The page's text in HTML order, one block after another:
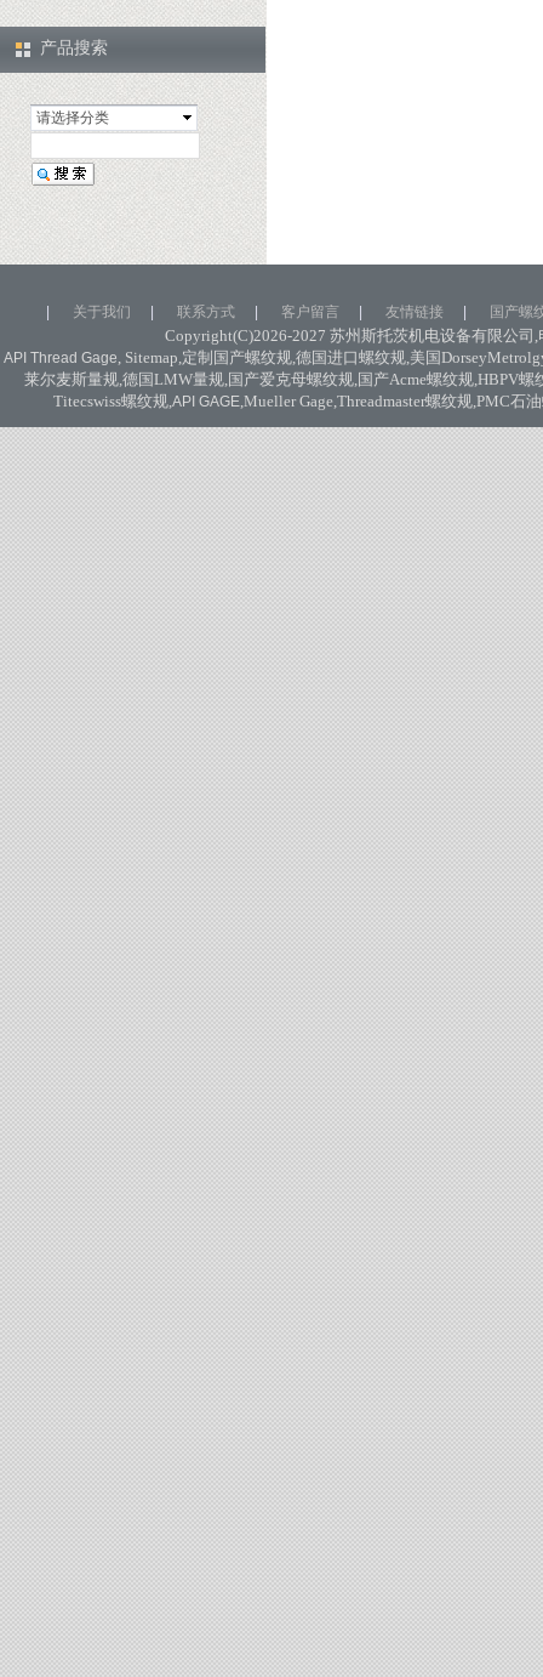
产品搜索
请选择分类
Copyright(C)2026-2027苏州斯托茨机电设备有限公司 ,
API Thread Gage, Sitemap,定制国产螺纹规,德国进口螺纹规,美国
莱尔麦斯量规,德国LMW量规,国产爱克母螺纹规,国产Acme螺纹规,HBPV螺
Titecswiss螺纹规,API GAGE,Mueller Gage,Threadmaster螺纹规,PMC石
关于我们 联系方式 客户留言 友情链接 国产螺